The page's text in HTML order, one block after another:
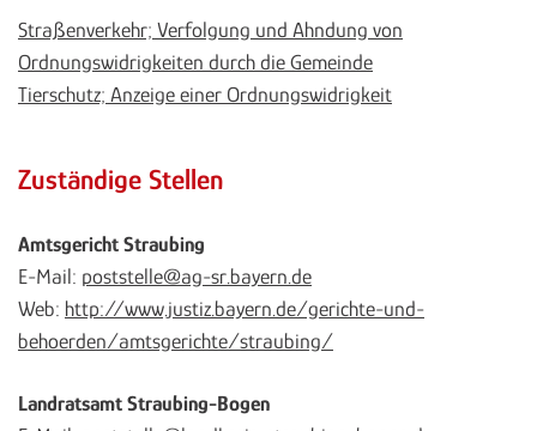
Straßenverkehr; Verfolgung und Ahndung von
Ordnungswidrigkeiten durch die Gemeinde
Tierschutz; Anzeige einer Ordnungswidrigkeit
Zuständige Stellen
Amtsgericht Straubing
E-Mail: poststelle@ag-sr.bayern.de
Web: http://www.justiz.bayern.de/gerichte-und-
behoerden/amtsgerichte/straubing/
Landratsamt Straubing-Bogen